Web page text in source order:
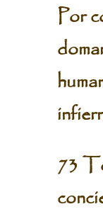
Por
73